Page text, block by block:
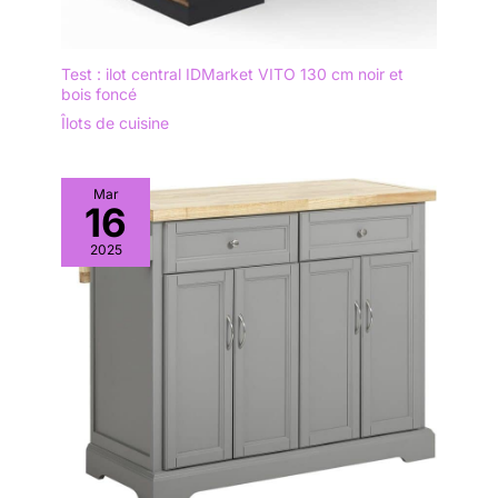
Test : ilot central IDMarket VITO 130 cm noir et
bois foncé
Îlots de cuisine
Mar
16
2025